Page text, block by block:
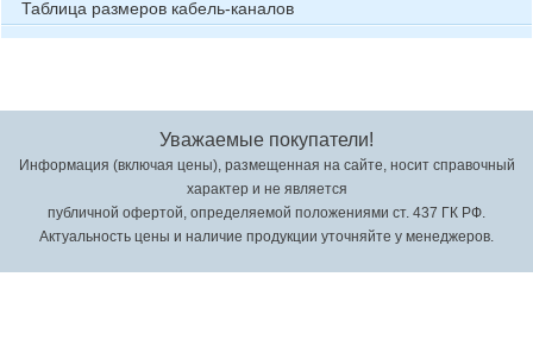
Таблица размеров кабель-каналов
Уважаемые покупатели!
Информация (включая цены), размещенная на сайте, носит справочный
характер и не является
публичной офертой, определяемой положениями ст. 437 ГК РФ.
Актуальность цены и наличие продукции уточняйте у менеджеров.